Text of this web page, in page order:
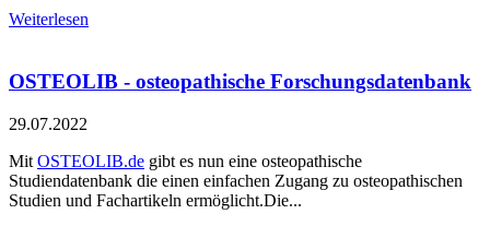
Weiterlesen
OSTEOLIB - osteopathische Forschungsdatenbank
29.07.2022
Mit OSTEOLIB.de gibt es nun eine osteopathische
Studiendatenbank die einen einfachen Zugang zu osteopathischen
Studien und Fachartikeln ermöglicht.Die...